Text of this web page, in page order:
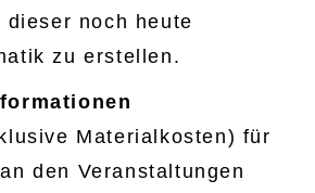
noch heute
zu erstellen.
Materialkosten) für
den Veranstaltungen